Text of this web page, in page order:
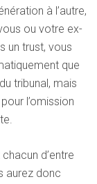
à l’autre,
ou votre ex-
un trust, vous
que
tribunal, mais
l’omission
d’entre
aurez donc